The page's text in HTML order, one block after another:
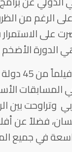
أكتوبر، وعلى
على
الأضخم
المسابقات
وتراوحت بين
فضلاً عن
في جميع